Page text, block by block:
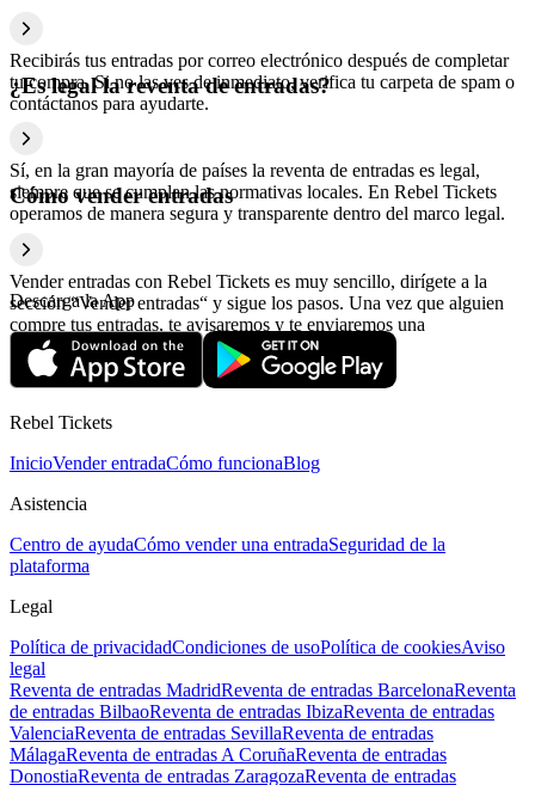
Recibirás tus entradas por correo electrónico después de completar
tu compra. Si no las ves de inmediato, verifica tu carpeta de spam o
contáctanos para ayudarte.
¿Es legal la reventa de entradas?
Sí, en la gran mayoría de países la reventa de entradas es legal,
siempre que se cumplan las normativas locales. En Rebel Tickets
operamos de manera segura y transparente dentro del marco legal.
Cómo vender entradas
Vender entradas con Rebel Tickets es muy sencillo, dirígete a la
sección “Vender entradas“ y sigue los pasos. Una vez que alguien
compre tus entradas, te avisaremos y te enviaremos una
confirmación con la información relativa al pago.
Descarga la App
Rebel Tickets
InicioVender entradaCómo funcionaBlog
Asistencia
Centro de ayudaCómo vender una entradaSeguridad de la
plataforma
Legal
Política de privacidadCondiciones de usoPolítica de cookiesAviso
legal
Reventa de entradas MadridReventa de entradas BarcelonaReventa
de entradas BilbaoReventa de entradas IbizaReventa de entradas
ValenciaReventa de entradas SevillaReventa de entradas
MálagaReventa de entradas A CoruñaReventa de entradas
DonostiaReventa de entradas ZaragozaReventa de entradas